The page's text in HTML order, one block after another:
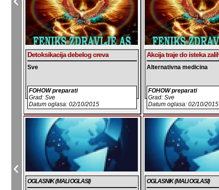
Detoksikacija debelog creva
Sve
FOHOW preparati
Grad: Sve
Datum oglasa: 02/10/2015
Akcija traje do isteka
Alternativna medicina
FOHOW preparati
Grad: Sve
Datum oglasa: 02/10/2015
OGLASNIK (MALI OGLASI)
OGLASNIK (MALI OGLASI)